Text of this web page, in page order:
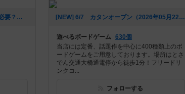
[NEW] 【2026年最新】平日は予約が必要？ボードゲームカフェ青い家はいつでも予約なしで利用OKです！アサイーボウルも新登場！（2026年05月24日 14時06分） [NEW] 6/7 カタンオープン（2026年05月22日 08時24分）
遊べるボードゲーム 630個
当店には定番、話題作を中心に400種類上のボ
ードゲームをご用意しております。場所はとさ
でん交通大橋通電停から徒歩1分！フリードリ
ンクコ...
フォローする